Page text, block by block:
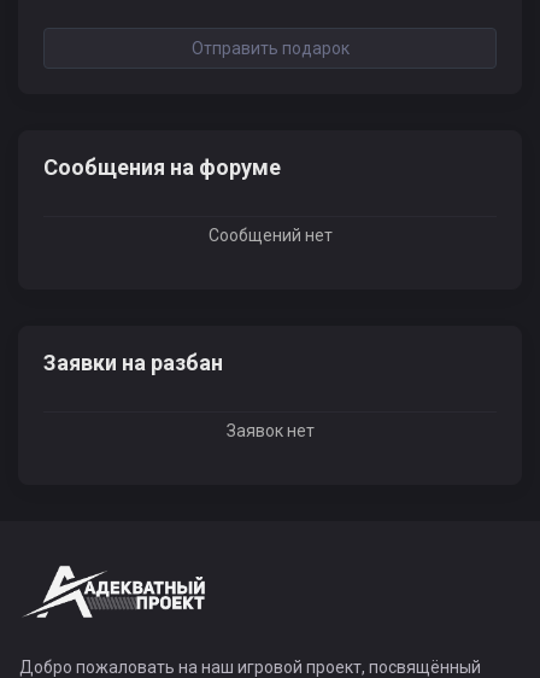
Отправить подарок
Сообщения на форуме
Сообщений нет
Заявки на разбан
Заявок нет
Добро пожаловать на наш игровой проект, посвящённый